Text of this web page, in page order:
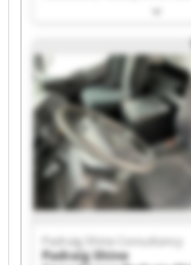
Shine Consultancy Padraig
Consultancy Padraig Shine
Shine Consultancy Padraig
Padraig Shine Consultancy
Consultancy Padraig Shine
Shine Consultancy Padraig
Padraig Shine Consultancy
Consultancy Padraig Shine
Shine Consultancy Padraig
Padraig Shine Consultancy
Padraig Shine